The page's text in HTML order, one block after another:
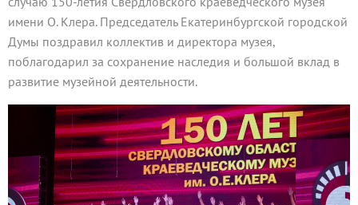
имени О. Клера. Председатель Екатеринбургской городской
Думы поздравил коллектив и директора музея,
поблагодарил за сохранение наследия и большой вклад в
развитие музейной деятельности.